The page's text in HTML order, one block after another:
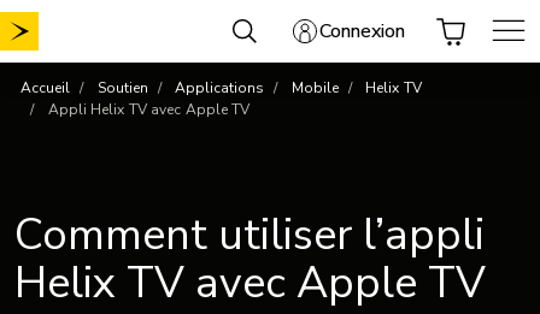
Aller
au
Connexion
Accueil Soutien Applications Mobile
Helix TV
Appli Helix TV avec Apple TV
Comment utiliser l’appli
Helix TV avec Apple TV